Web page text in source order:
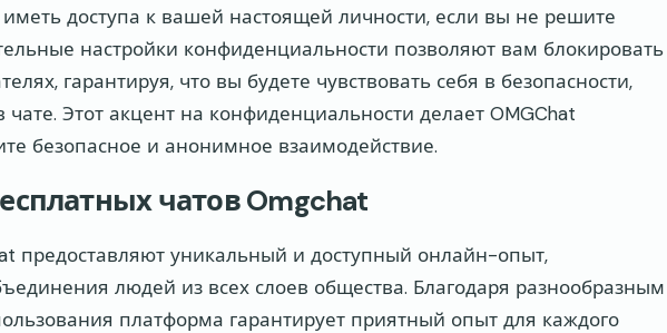
доступа к вашей настоящей личности, если вы не решите
настройки конфиденциальности позволяют вам блокировать
гарантируя, что вы будете чувствовать себя в безопасности,
Этот акцент на конфиденциальности делает OMGChat
безопасное и анонимное взаимодействие.
чатов Omgchat
предоставляют уникальный и доступный онлайн-опыт,
людей из всех слоев общества. Благодаря разнообразным
платформа гарантирует приятный опыт для каждого